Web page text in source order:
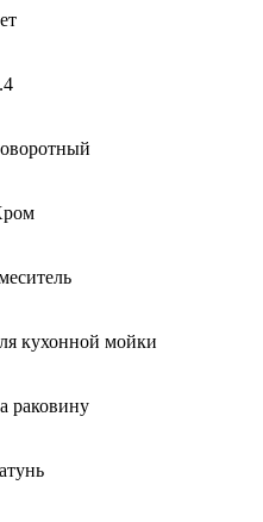
кухонной мойки
раковину